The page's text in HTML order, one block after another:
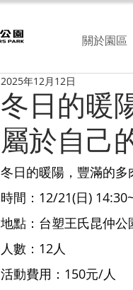
關於園區
冬日的暖
屬於自己
2025年12月12日
冬日的暖陽，豐滿的多
時間：12/21(日)
地點：台塑王氏昆仲公
人數：12人
活動費用：150元/人